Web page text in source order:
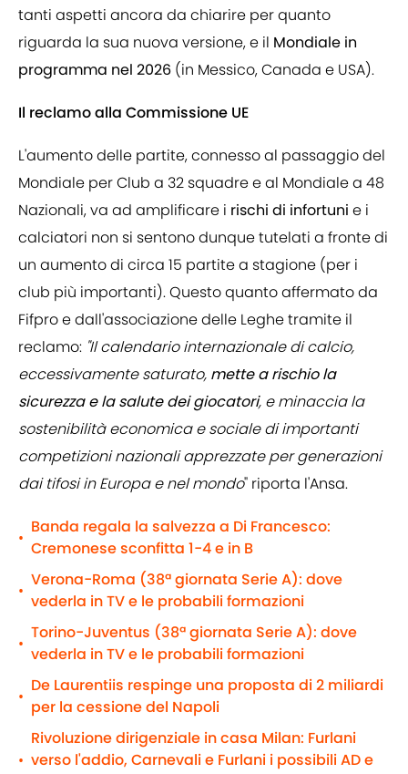
tanti aspetti ancora da chiarire per quanto
riguarda la sua nuova versione, e il Mondiale in
programma nel 2026 (in Messico, Canada e USA).
Il reclamo alla Commissione UE
L'aumento delle partite, connesso al passaggio del
Mondiale per Club a 32 squadre e al Mondiale a 48
Nazionali, va ad amplificare i rischi di infortuni e i
calciatori non si sentono dunque tutelati a fronte di
un aumento di circa 15 partite a stagione (per i
club più importanti). Questo quanto affermato da
Fifpro e dall'associazione delle Leghe tramite il
reclamo: "Il calendario internazionale di calcio,
eccessivamente saturato, mette a rischio la
sicurezza e la salute dei giocatori, e minaccia la
sostenibilità economica e sociale di importanti
competizioni nazionali apprezzate per generazioni
dai tifosi in Europa e nel mondo" riporta l'Ansa.
•
Banda regala la salvezza a Di Francesco:
Cremonese sconfitta 1-4 e in B
•
Verona-Roma (38ª giornata Serie A): dove
vederla in TV e le probabili formazioni
•
Torino-Juventus (38ª giornata Serie A): dove
vederla in TV e le probabili formazioni
•
De Laurentiis respinge una proposta di 2 miliardi
per la cessione del Napoli
•
Rivoluzione dirigenziale in casa Milan: Furlani
verso l'addio, Carnevali e Furlani i possibili AD e